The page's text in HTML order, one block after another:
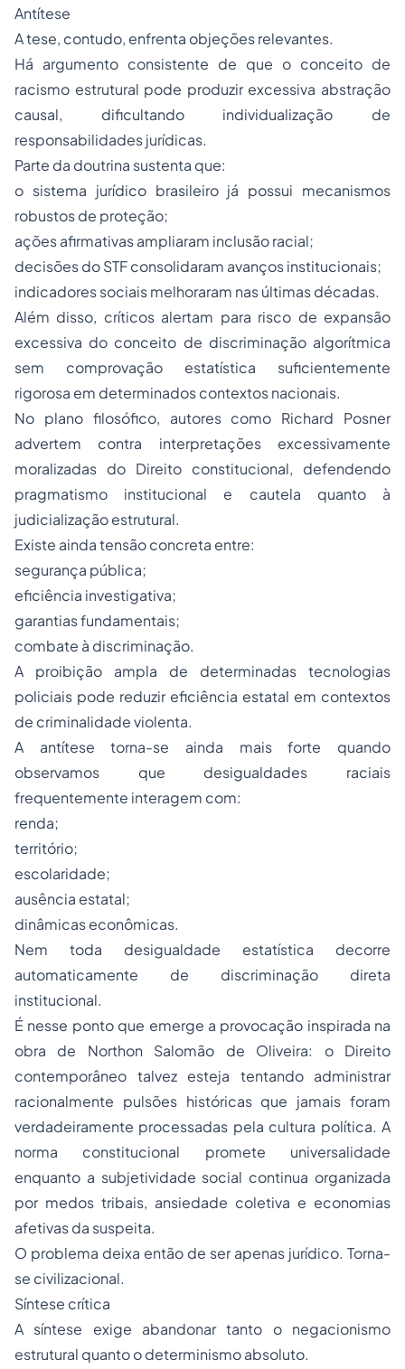
Antítese
A tese, contudo, enfrenta objeções relevantes.
Há argumento consistente de que o conceito de
racismo estrutural pode produzir excessiva abstração
causal, dificultando individualização de
responsabilidades jurídicas.
Parte da doutrina sustenta que:
o sistema jurídico brasileiro já possui mecanismos
robustos de proteção;
ações afirmativas ampliaram inclusão racial;
decisões do STF consolidaram avanços institucionais;
indicadores sociais melhoraram nas últimas décadas.
Além disso, críticos alertam para risco de expansão
excessiva do conceito de discriminação algorítmica
sem comprovação estatística suficientemente
rigorosa em determinados contextos nacionais.
No plano filosófico, autores como Richard Posner
advertem contra interpretações excessivamente
moralizadas do Direito constitucional, defendendo
pragmatismo institucional e cautela quanto à
judicialização estrutural.
Existe ainda tensão concreta entre:
segurança pública;
eficiência investigativa;
garantias fundamentais;
combate à discriminação.
A proibição ampla de determinadas tecnologias
policiais pode reduzir eficiência estatal em contextos
de criminalidade violenta.
A antítese torna-se ainda mais forte quando
observamos que desigualdades raciais
frequentemente interagem com:
renda;
território;
escolaridade;
ausência estatal;
dinâmicas econômicas.
Nem toda desigualdade estatística decorre
automaticamente de discriminação direta
institucional.
É nesse ponto que emerge a provocação inspirada na
obra de Northon Salomão de Oliveira: o Direito
contemporâneo talvez esteja tentando administrar
racionalmente pulsões históricas que jamais foram
verdadeiramente processadas pela cultura política. A
norma constitucional promete universalidade
enquanto a subjetividade social continua organizada
por medos tribais, ansiedade coletiva e economias
afetivas da suspeita.
O problema deixa então de ser apenas jurídico. Torna-
se civilizacional.
Síntese crítica
A síntese exige abandonar tanto o negacionismo
estrutural quanto o determinismo absoluto.